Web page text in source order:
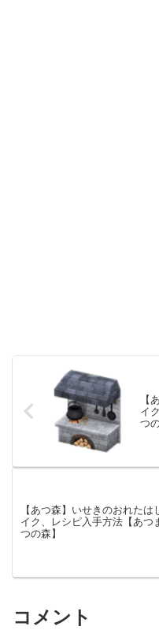
【
イ
つ
【あつ森】いせきのおれたは
イク、レシピ入手方法【あつ
つの森】
コメント